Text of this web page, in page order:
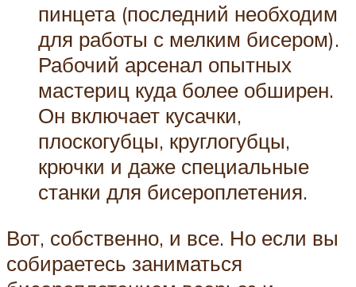
пинцета (последний необходим
для работы с мелким бисером).
Рабочий арсенал опытных
мастериц куда более обширен.
Он включает кусачки,
плоскогубцы, круглогубцы,
крючки и даже специальные
станки для бисероплетения.
Вот, собственно, и все. Но если вы
собираетесь заниматься